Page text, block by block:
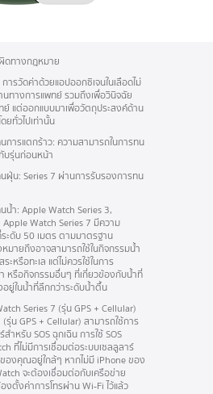
ดทางกฎหมาย
การวัดค่าด้วยแอปออกซิเจนในเลือดไม่
นทางการแพทย์ รวมถึงเพื่อวินิจฉัย
ย์แต่ออกแบบมาเพื่อวัตถุประสงค์ด้าน
ยทั่วไปเท่านั้น
การแตกร้าว: ความสามารถในการทน
บรุ่นก่อนหน้า
ฝุ่น: Series 7 ผ่านการรับรองการทน
น้ำ: Apple Watch Series 3,
Apple Watch Series 7 มีความ
ะดับ 50 เมตร ตามมาตรฐาน
มายถึงอาจสามารถใช้ในกิจกรรมน้ำ
ะหรือทะเล แต่ไม่ควรใช้ในการ
หรือกิจกรรมอื่นๆ ที่เกี่ยวข้องกับน้ำที่
ยู่ในน้ำที่ลึกกว่าระดับน้ำตื้น
Series 7 (รุ่น GPS + Cellular)
(รุ่น GPS + Cellular) สามารถใช้การ
สำหรับ SOS ฉุกเฉิน การใช้ SOS
ที่ไม่มีการเชื่อมต่อระบบเซลลูลาร์
องคุณอยู่ใกล้ๆ หากไม่มี iPhone ของ
จะต้องเชื่อมต่อกับเครือข่าย
งตั้งค่าการโทรผ่าน Wi‑Fiไว้แล้ว